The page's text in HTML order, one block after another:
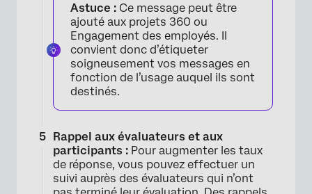
Astuce : Ce message peut être
ajouté aux projets 360 ou
Engagement des employés. Il
convient donc d’étiqueter
soigneusement vos messages en
fonction de l’usage auquel ils sont
destinés.
Rappel aux évaluateurs et aux
participants : Pour augmenter les taux
de réponse, vous pouvez effectuer un
suivi auprès des évaluateurs qui n’ont